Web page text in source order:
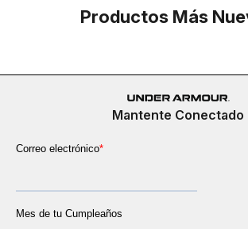
Productos Más
Mantente Conectado